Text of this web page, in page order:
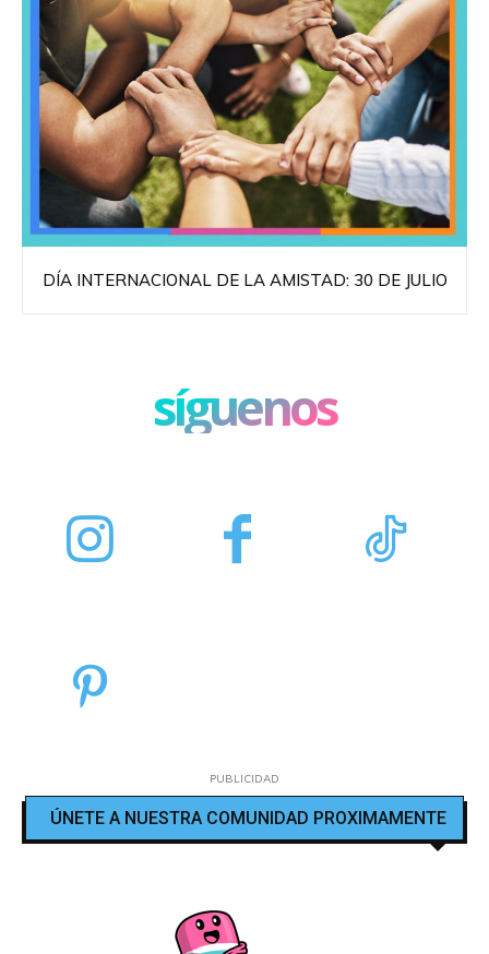
DÍA INTERNACIONAL DE LA AMISTAD: 30 DE JULIO
síguenos
PUBLICIDAD
ÚNETE A NUESTRA COMUNIDAD PROXIMAMENTE